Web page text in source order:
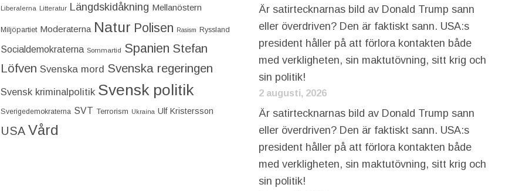
Liberalerna Litteratur Längdskidåkning Mellanöstern
Miljöpartiet Moderaterna Natur Polisen Rasism Ryssland
Socialdemokraterna Sommartid Spanien Stefan
Löfven Svenska mord Svenska regeringen
Svensk kriminalpolitik Svensk politik
Sverigedemokraterna SVT Terrorism Ukraina Ulf Kristersson
USA Vård
Är satirtecknarnas bild av Donald Trump sann
eller överdriven? Den är faktiskt sann. USA:s
president håller på att förlora kontakten både
med verkligheten, sin maktutövning, sitt krig och
sin politik!
2 augusti, 2026
Är satirtecknarnas bild av Donald Trump sann
eller överdriven? Den är faktiskt sann. USA:s
president håller på att förlora kontakten både
med verkligheten, sin maktutövning, sitt krig och
sin politik!